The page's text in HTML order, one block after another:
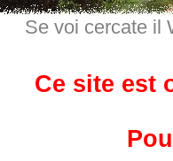
Se voi cercate il
Ce site est